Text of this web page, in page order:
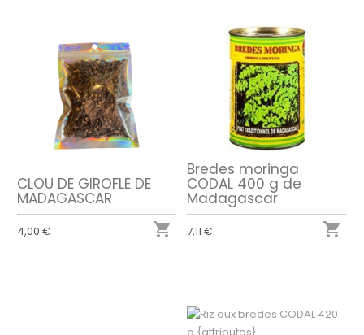
CLOU DE GIROFLE DE
MADAGASCAR
4,00 € 
Bredes moringa
CODAL 400 g de
Madagascar
7,11 € 